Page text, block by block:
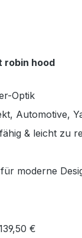
robin hood
Optik
Automotive,
& leicht zu
moderne
€